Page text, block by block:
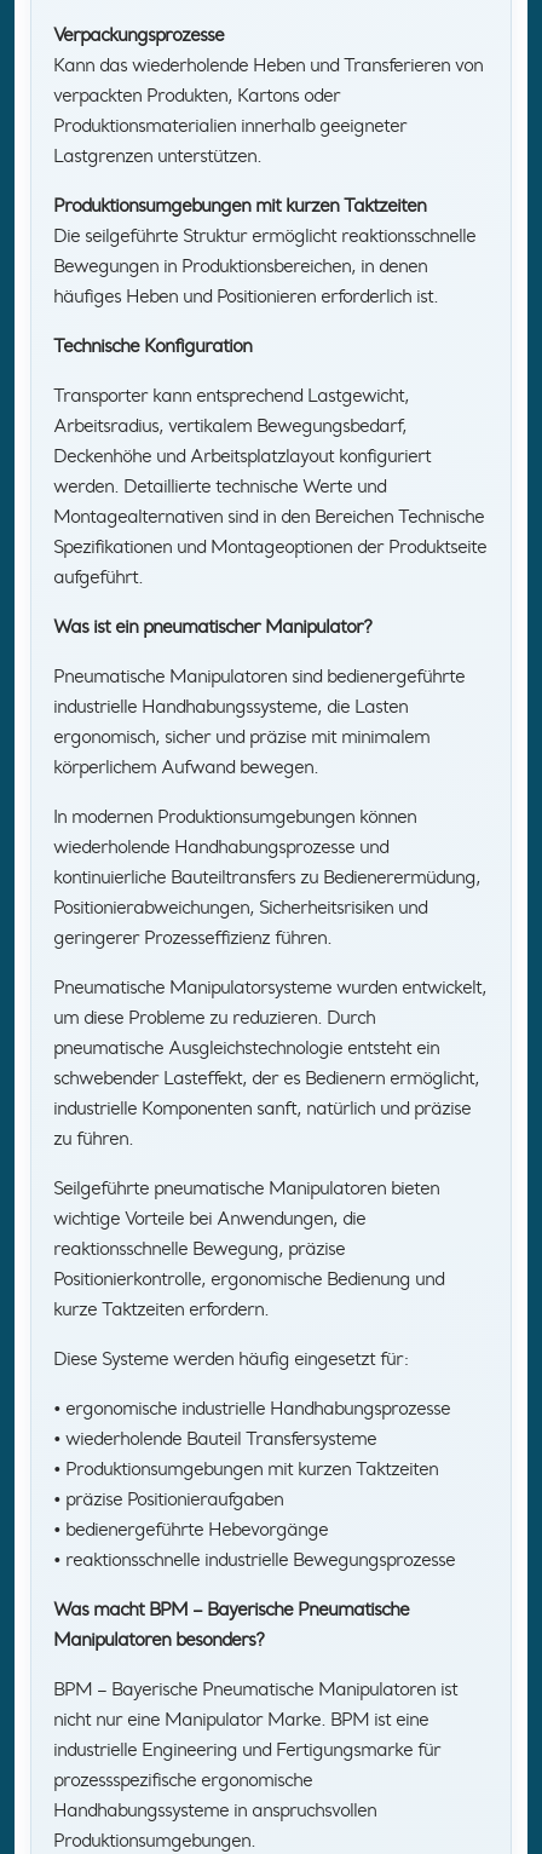
Verpackungsprozesse
Kann das wiederholende Heben und Transferieren von
verpackten Produkten, Kartons oder
Produktionsmaterialien innerhalb geeigneter
Lastgrenzen unterstützen.
Produktionsumgebungen mit kurzen Taktzeiten
Die seilgeführte Struktur ermöglicht reaktionsschnelle
Bewegungen in Produktionsbereichen, in denen
häufiges Heben und Positionieren erforderlich ist.
Technische Konfiguration
Transporter kann entsprechend Lastgewicht,
Arbeitsradius, vertikalem Bewegungsbedarf,
Deckenhöhe und Arbeitsplatzlayout konfiguriert
werden. Detaillierte technische Werte und
Montagealternativen sind in den Bereichen Technische
Spezifikationen und Montageoptionen der Produktseite
aufgeführt.
Was ist ein pneumatischer Manipulator?
Pneumatische Manipulatoren sind bedienergeführte
industrielle Handhabungssysteme, die Lasten
ergonomisch, sicher und präzise mit minimalem
körperlichem Aufwand bewegen.
In modernen Produktionsumgebungen können
wiederholende Handhabungsprozesse und
kontinuierliche Bauteiltransfers zu Bedienerermüdung,
Positionierabweichungen, Sicherheitsrisiken und
geringerer Prozesseffizienz führen.
Pneumatische Manipulatorsysteme wurden entwickelt,
um diese Probleme zu reduzieren. Durch
pneumatische Ausgleichstechnologie entsteht ein
schwebender Lasteffekt, der es Bedienern ermöglicht,
industrielle Komponenten sanft, natürlich und präzise
zu führen.
Seilgeführte pneumatische Manipulatoren bieten
wichtige Vorteile bei Anwendungen, die
reaktionsschnelle Bewegung, präzise
Positionierkontrolle, ergonomische Bedienung und
kurze Taktzeiten erfordern.
Diese Systeme werden häufig eingesetzt für:
• ergonomische industrielle Handhabungsprozesse
• wiederholende Bauteil Transfersysteme
• Produktionsumgebungen mit kurzen Taktzeiten
• präzise Positionieraufgaben
• bedienergeführte Hebevorgänge
• reaktionsschnelle industrielle Bewegungsprozesse
Was macht BPM – Bayerische Pneumatische
Manipulatoren besonders?
BPM – Bayerische Pneumatische Manipulatoren ist
nicht nur eine Manipulator Marke. BPM ist eine
industrielle Engineering und Fertigungsmarke für
prozessspezifische ergonomische
Handhabungssysteme in anspruchsvollen
Produktionsumgebungen.